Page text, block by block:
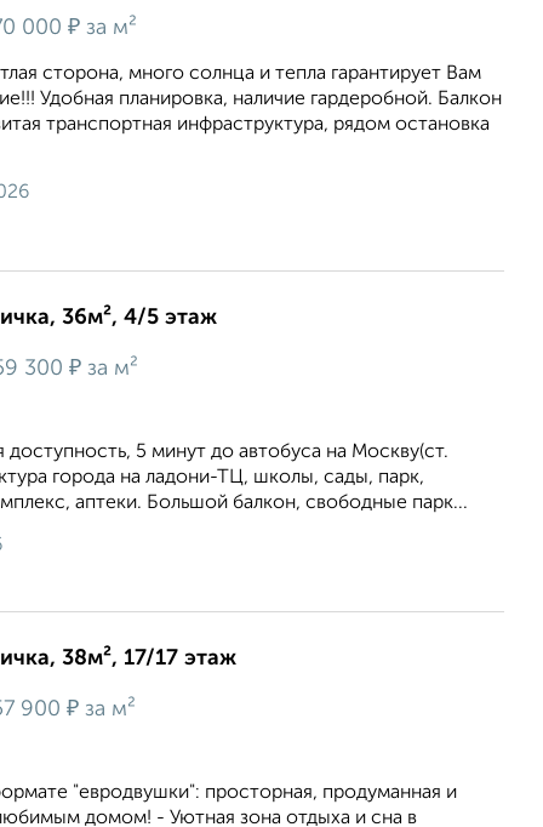
000 ₽ за м²
сторона, много солнца и тепла гарантирует Вам
Удобная планировка, наличие гардеробной. Балкон
транспортная инфраструктура, рядом остановка
36м², 4/5 этаж
300 ₽ за м²
доступность, 5 минут до автобуса на Москву(ст.
города на ладони-ТЦ, школы, сады, парк,
аптеки. Большой балкон, свободные парк...
38м², 17/17 этаж
900 ₽ за м²
"евродвушки": просторная, продуманная и
домом! - Уютная зона отдыха и сна в